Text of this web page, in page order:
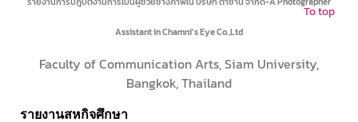
Assistant in Chamni’s Eye Co.,Ltd
To top
Faculty of Communication Arts, Siam University,
Bangkok, Thailand
รายงานสหกิจศึกษา